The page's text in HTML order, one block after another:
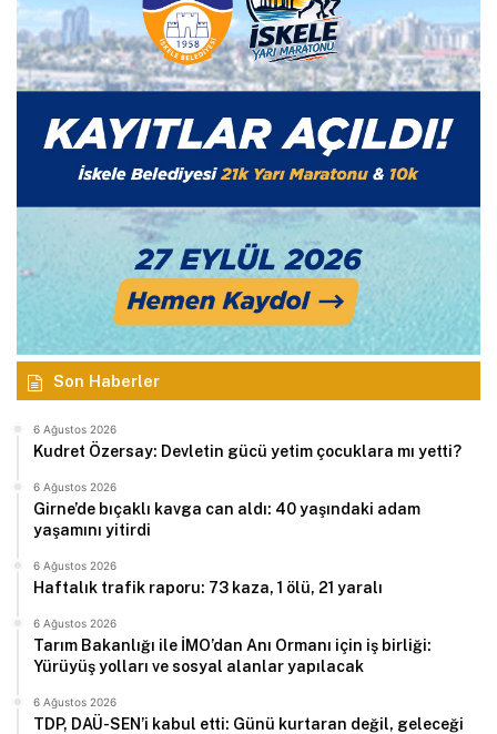
Son Haberler
6 Ağustos 2026
Kudret Özersay: Devletin gücü yetim çocuklara mı yetti?
6 Ağustos 2026
Girne’de bıçaklı kavga can aldı: 40 yaşındaki adam
yaşamını yitirdi
6 Ağustos 2026
Haftalık trafik raporu: 73 kaza, 1 ölü, 21 yaralı
6 Ağustos 2026
Tarım Bakanlığı ile İMO’dan Anı Ormanı için iş birliği:
Yürüyüş yolları ve sosyal alanlar yapılacak
6 Ağustos 2026
TDP, DAÜ-SEN’i kabul etti: Günü kurtaran değil, geleceği